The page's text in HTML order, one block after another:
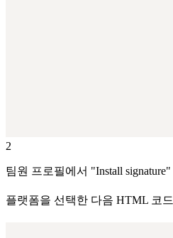
2
팀원 프로필에서 "Install
플랫폼을 선택한 다음 HTML 코